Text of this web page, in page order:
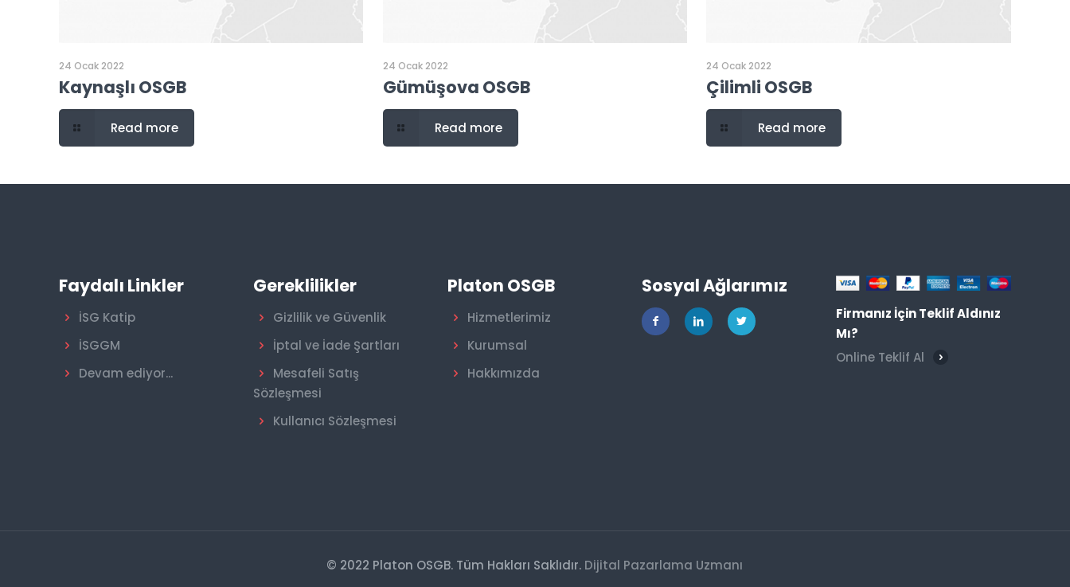
24 Ocak 2022
Kaynaşlı OSGB
Read more
24 Ocak 2022
Gümüşova OSGB
Read more
24 Ocak 2022
Çilimli OSGB
Read more
Faydalı Linkler
İSG Katip
İSGGM
Devam ediyor...
Gereklilikler
Gizlilik ve Güvenlik
İptal ve İade Şartları
Mesafeli Satış
Sözleşmesi
Kullanıcı Sözleşmesi
Platon OSGB
Hizmetlerimiz
Kurumsal
Hakkımızda
Sosyal Ağlarımız
Firmanız İçin Teklif Aldınız
Mı?
Online Teklif Al
© 2022 Platon OSGB. Tüm Hakları Saklıdır. Dijital Pazarlama Uzmanı